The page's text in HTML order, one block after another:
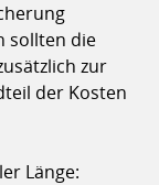
sollten die
zur
der Kosten
Länge: